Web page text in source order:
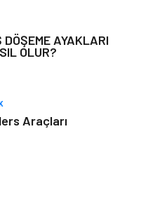
AYAKLARI
OLUR?
Araçları